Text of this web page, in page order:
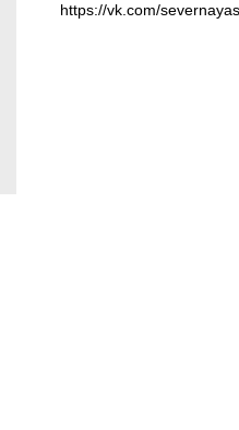
https://vk.com/